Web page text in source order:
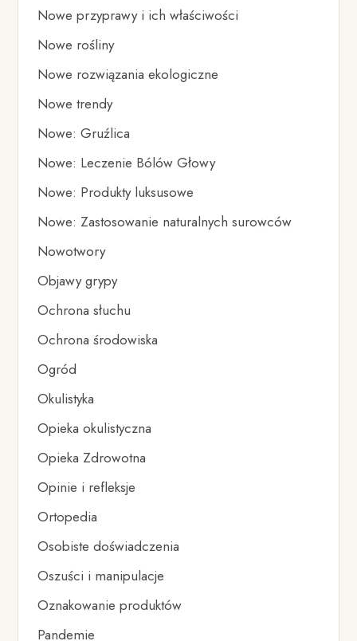
Nowe przyprawy i ich właściwości
Nowe rośliny
Nowe rozwiązania ekologiczne
Nowe trendy
Nowe: Gruźlica
Nowe: Leczenie Bólów Głowy
Nowe: Produkty luksusowe
Nowe: Zastosowanie naturalnych surowców
Nowotwory
Objawy grypy
Ochrona słuchu
Ochrona środowiska
Ogród
Okulistyka
Opieka okulistyczna
Opieka Zdrowotna
Opinie i refleksje
Ortopedia
Osobiste doświadczenia
Oszuści i manipulacje
Oznakowanie produktów
Pandemie